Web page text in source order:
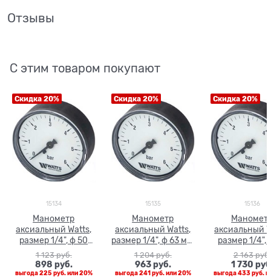
Отзывы
С этим товаром покупают
Скидка 20%
15134
Манометр
аксиальный Watts,
размер 1/4", ф 50
мм, 0-6 бар
1 123 руб.
898 руб.
выгода225 руб.или20%
Скидка 20%
15135
Манометр
аксиальный Watts,
размер 1/4", ф 63 мм,
0-6 бар
1 204 руб.
963 руб.
выгода241 руб.или20%
Скидка 20%
15136
аксиальный
размер 1/4",
мм, 0-6
2 163 руб.
1 730
выгода433 руб.